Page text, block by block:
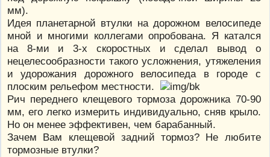
мм).
Идея планетарной втулки на дорожном велосипеде
мной и многими коллегами опробована. Я катался
на 8-ми и 3-х скоростных и сделал вывод о
нецелесообразности такого усложнения, утяжеления
и удорожания дорожного велосипеда в городе с
плоским рельефом местности.
Рич переднего клещевого тормоза дорожника 70-90
мм, его легко измерить индивидуально, сняв крыло.
Но он менее эффективен, чем барабанный.
Зачем Вам клещевой задний тормоз? Не любите
тормозные втулки?